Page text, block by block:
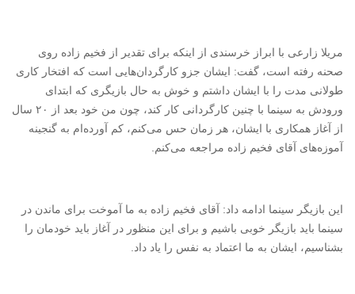
مریلا زارعی با ابراز خرسندی از اینکه برای تقدیر از فخیم زاده روی
صحنه رفته است، گفت: ایشان جزو کارگردان‌هایی است که افتخار کاری
طولانی مدت را با ایشان داشتم و خوش به حال بازیگری که ابتدای
ورودش به سینما با چنین کارگردانی کار کند، چون من خود بعد از ۲۰ سال
از آغاز همکاری با ایشان، هر زمان حس می‌کنم، کم آورده‌ام به گنجینه‌
آموزه‌های آقای فخیم زاده مراجعه می‌کنم.
این بازیگر سینما ادامه داد: آقای فخیم زاده به ما آموخت برای ماندن در
سینما باید بازیگر خوبی باشیم و برای این منظور در آغاز باید خودمان را
بشناسیم، ایشان به ما اعتماد به نفس را یاد داد.